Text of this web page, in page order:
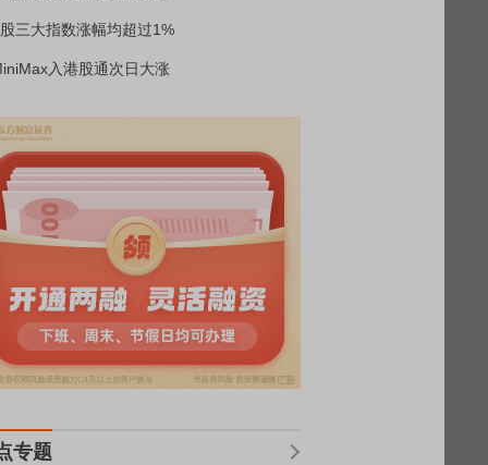
三大指数涨幅均超过1%
入港股通次日大涨
专题